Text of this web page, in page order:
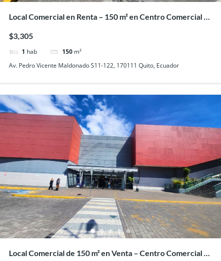
Local Comercial en Renta – 150 m² en Centro Comercial El
$3,305
1 hab 150 m²
Av. Pedro Vicente Maldonado S11-122, 170111 Quito, Ecuador
Local Comercial de 150 m² en Venta – Centro Comercial El